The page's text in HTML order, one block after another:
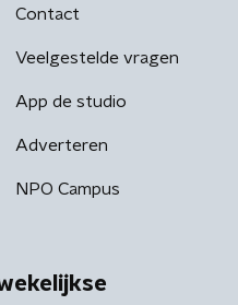
Contact
Veelgestelde vragen
App de studio
Adverteren
NPO Campus